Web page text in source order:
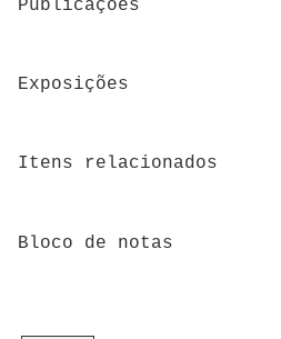
Publicações
Exposições
Itens relacionados
Bloco de notas